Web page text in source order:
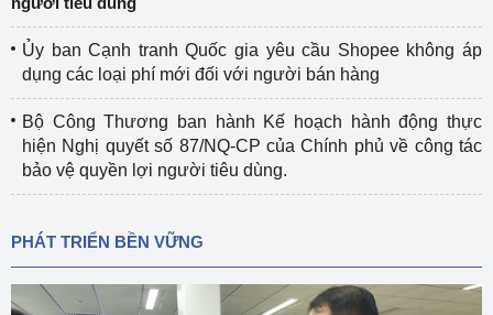
Ủy ban Cạnh tranh Quốc gia yêu cầu Shopee không áp
dụng các loại phí mới đối với người bán hàng
Bộ Công Thương ban hành Kế hoạch hành động thực
hiện Nghị quyết số 87/NQ-CP của Chính phủ về công tác
bảo vệ quyền lợi người tiêu dùng.
PHÁT TRIỂN BỀN VỮNG